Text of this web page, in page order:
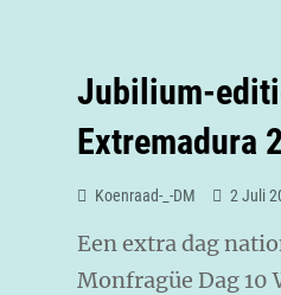
Jubilium-
Extremadura
Koenraad-_-DM 2 Juli
Een extra dag
Monfragüe Dag 10